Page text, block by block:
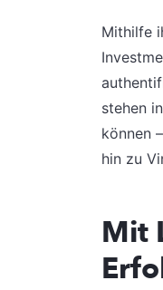
Mithilfe
stehen
können
hin zu
Mit